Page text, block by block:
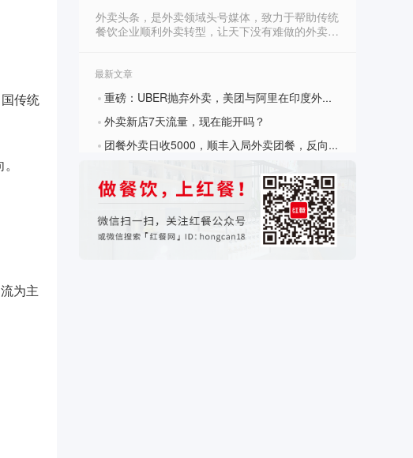
传统
为主
外卖头条，是外卖领域头号媒体，致力于帮助传统
餐饮企业顺利外卖转型，让天下没有难做的外卖生
最新文章
? 重磅：UBER抛弃外卖，美团与阿里在印度外卖市场开战！
? 外卖新店7天流量，现在能开吗？
? 团餐外卖日收5000，顺丰入局外卖团餐，反向PK美团饿了么